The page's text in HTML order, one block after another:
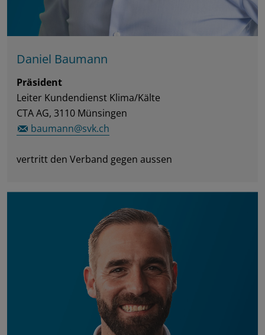
Daniel Baumann
Präsident
Leiter Kundendienst Klima/Kälte
CTA AG, 3110 Münsingen
baumann@svk.ch
vertritt den Verband gegen aussen